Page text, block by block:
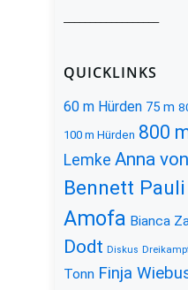
QUICKLINKS
60 m Hürden 75 m
100 m Hürden 800
Lemke Anna
Bennett Pauli
Amofa Bianca
Dodt Diskus
Tonn Finja